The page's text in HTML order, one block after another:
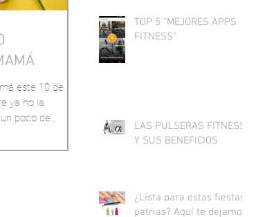
este 10 de
ya no la
poco de
TOP 5 "MEJORES APPS
FITNESS"
LAS PULSERAS FITNESS
Y SUS BENEFICIOS
¿Lista para estas fiestas
patrias? Aquí te dejamos